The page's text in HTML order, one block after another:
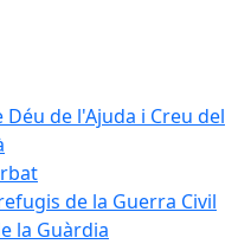
de l'Ajuda i Creu del
de la Guerra Civil
la Guàrdia